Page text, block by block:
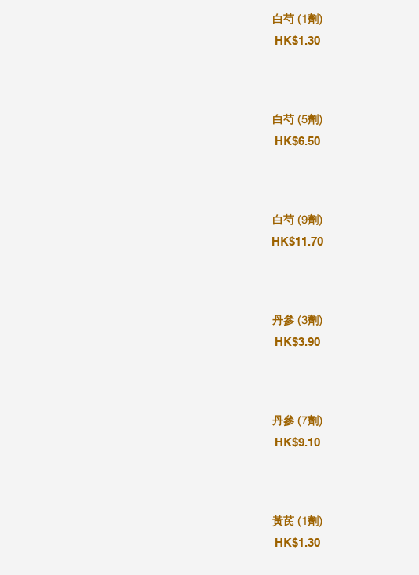
白芍 (1劑)
HK$1.30
白芍 (5劑)
HK$6.50
白芍 (9劑)
HK$11.70
丹參 (3劑)
HK$3.90
丹參 (7劑)
HK$9.10
黃芪 (1劑)
HK$1.30